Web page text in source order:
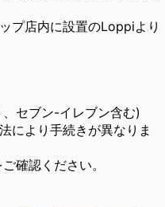
プ店内に設置のLoppiより
セブン-イレブン含む)
により手続きが異なりま
確認ください。